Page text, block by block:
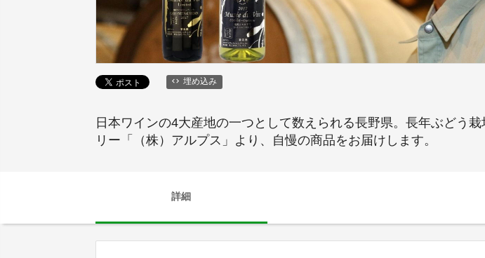
埋め込み
日本ワインの4大産地の一つとして数えられる長野県。長年ぶどう
リー「（株）アルプス」より、自慢の商品をお届けします。
詳細